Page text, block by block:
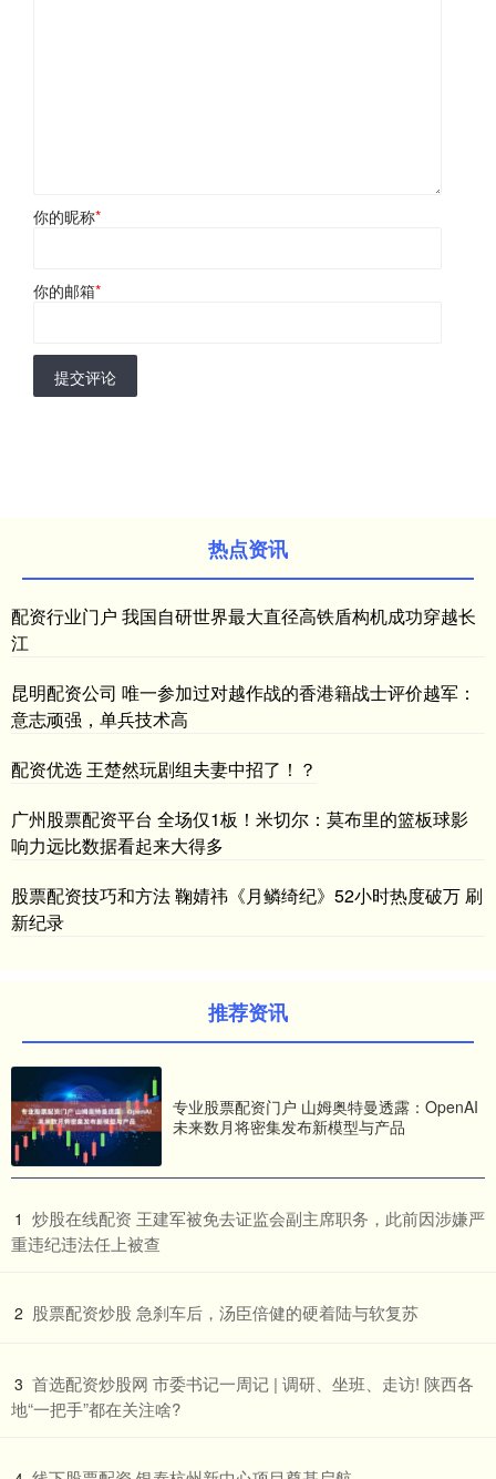
你的昵称*
你的邮箱*
提交评论
热点资讯
配资行业门户 我国自研世界最大直径高铁盾构机成功穿越长
江
昆明配资公司 唯一参加过对越作战的香港籍战士评价越军：
意志顽强，单兵技术高
配资优选 王楚然玩剧组夫妻中招了！？
广州股票配资平台 全场仅1板！米切尔：莫布里的篮板球影
响力远比数据看起来大得多
股票配资技巧和方法 鞠婧祎《月鳞绮纪》52小时热度破万 刷
新纪录
推荐资讯
专业股票配资门户 山姆奥特曼透露：OpenAI
未来数月将密集发布新模型与产品
1 ​炒股在线配资 王建军被免去证监会副主席职务，此前因涉嫌严
重违纪违法任上被查
2 ​股票配资炒股 急刹车后，汤臣倍健的硬着陆与软复苏
3 ​首选配资炒股网 市委书记一周记 | 调研、坐班、走访! 陕西各
地“一把手”都在关注啥?